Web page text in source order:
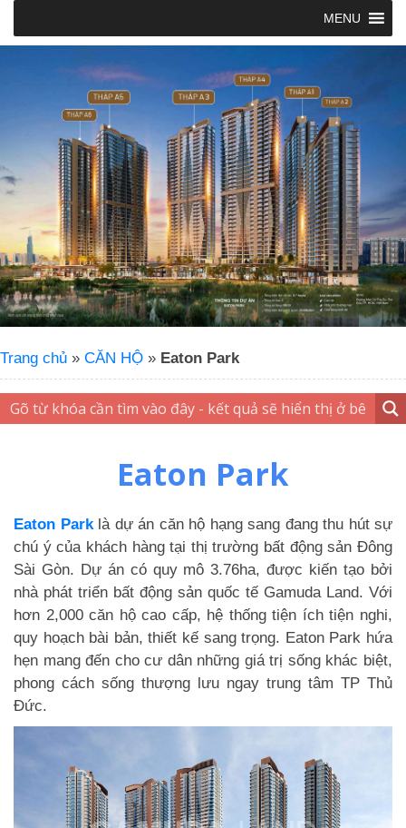
MENU
Trang chủ » CĂN HỘ » Eaton Park
Eaton Park
Eaton Parklà dự án căn hộ hạng sang đang thu hút sự
chú ý của khách hàng tại thị trường bất động sản Đông
Sài Gòn. Dự án có quy mô 3.76ha, được kiến tạo bởi
nhà phát triển bất động sản quốc tế Gamuda Land. Với
hơn 2,000 căn hộ cao cấp, hệ thống tiện ích tiện nghi,
quy hoạch bài bản, thiết kế sang trọng. Eaton Park hứa
hẹn mang đến cho cư dân những giá trị sống khác biệt,
phong cách sống thượng lưu ngay trung tâm TP Thủ
Đức.